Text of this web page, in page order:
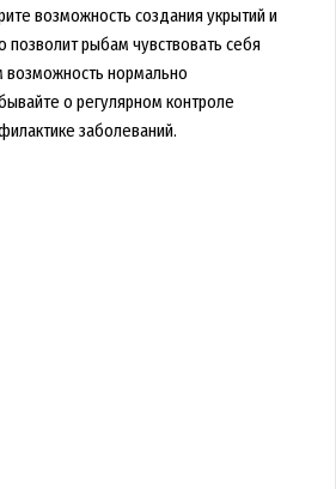
возможность создания укрытий и
позволит рыбам чувствовать себя
нормально
о регулярном контроле
заболеваний.